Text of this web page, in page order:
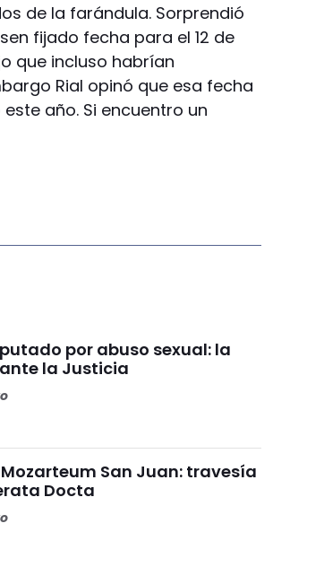
de la farándula. Sorprendió
fijado fecha para el 12 de
que incluso habrían
Rial opinó que esa fecha
año. Si encuentro un
por abuso sexual: la
la Justicia
San Juan: travesía
Docta